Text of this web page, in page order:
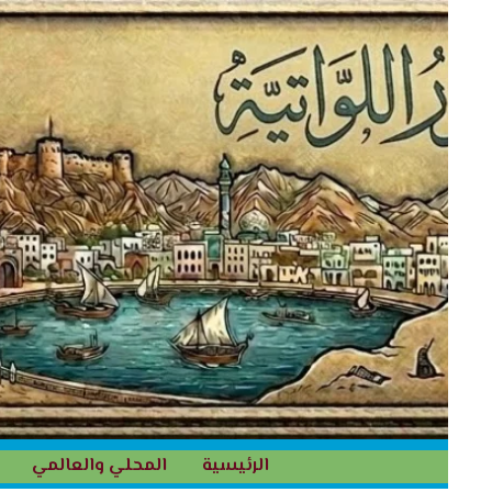
المحتوى
الرئيسية المحلي والعالمي